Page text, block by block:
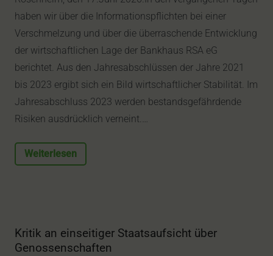
haben wir über die Informationspflichten bei einer
Verschmelzung und über die überraschende Entwicklung
der wirtschaftlichen Lage der Bankhaus RSA eG
berichtet. Aus den Jahresabschlüssen der Jahre 2021
bis 2023 ergibt sich ein Bild wirtschaftlicher Stabilität. Im
Jahresabschluss 2023 werden bestandsgefährdende
Risiken ausdrücklich verneint.…
Weiterlesen
Kritik an einseitiger Staatsaufsicht über
Genossenschaften